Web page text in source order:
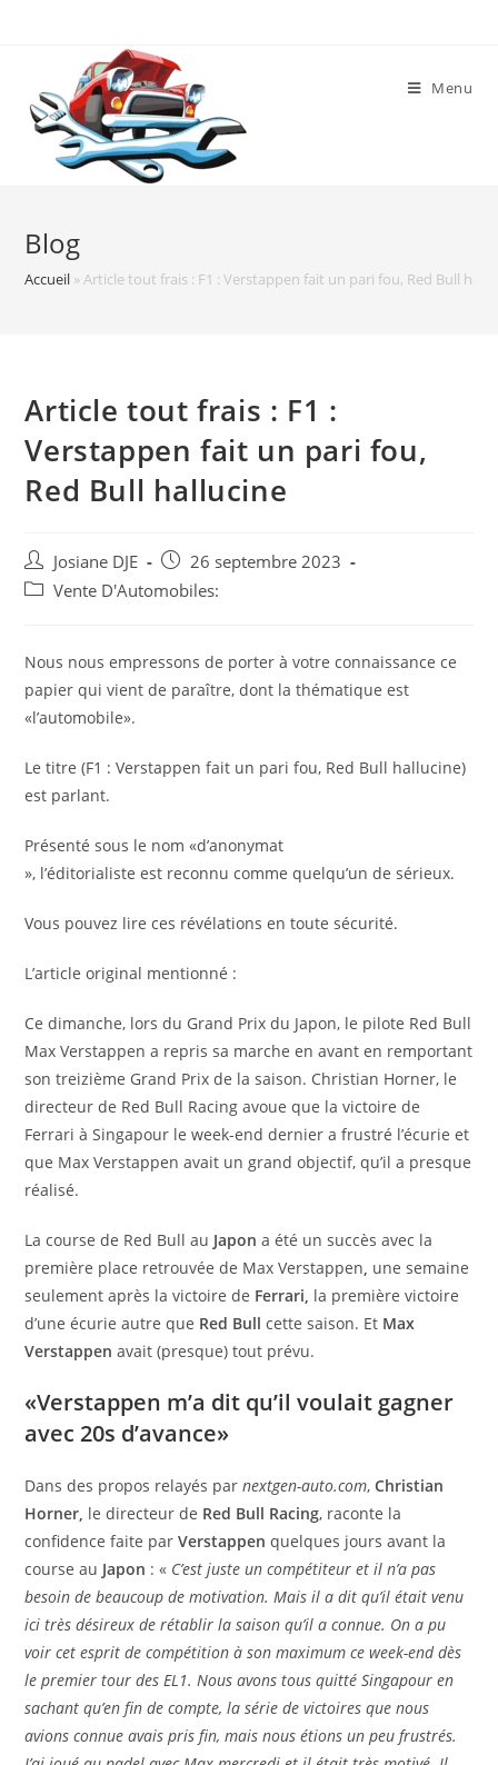
Menu
Blog
Accueil »Article tout frais : F1 : Verstappen fait un pari fou, Red Bull
Article tout frais : F1 :
Verstappen fait un pari fou,
Red Bull hallucine
Auteur/autrice
de
Josiane DJE
Post
published:
26 septembre 2023
PostVente D'Automobiles:
Nous nous empressons de porter à votre connaissance ce
papier qui vient de paraître, dont la thématique est
«l’automobile».
Le titre (F1 : Verstappen fait un pari fou, Red Bull hallucine)
est parlant.
Présenté sous le nom «d’anonymat
», l’éditorialiste est reconnu comme quelqu’un de sérieux.
Vous pouvez lire ces révélations en toute sécurité.
L’article original mentionné :
Ce dimanche, lors du Grand Prix du Japon, le pilote Red Bull
Max Verstappen a repris sa marche en avant en remportant
son treizième Grand Prix de la saison. Christian Horner, le
directeur de Red Bull Racing avoue que la victoire de
Ferrari à Singapour le week-end dernier a frustré l’écurie et
que Max Verstappen avait un grand objectif, qu’il a presque
réalisé.
La course de Red Bull au Japon a été un succès avec la
première place retrouvée de Max Verstappen, une semaine
seulement après la victoire de Ferrari, la première victoire
d’une écurie autre que Red Bull cette saison. Et Max
Verstappen avait (presque) tout prévu.
«Verstappen m’a dit qu’il voulait gagner
avec 20s d’avance»
Dans des propos relayés parnextgen-auto.com,Christian
Horner, le directeur de Red Bull Racing, raconte la
confidence faite parVerstappen quelques jours avant la
course au Japon : « C’est juste un compétiteur et il n’a pas
besoin de beaucoup de motivation. Mais il a dit qu’il était venu
ici très désireux de rétablir la saison qu’il a connue. On a pu
voir cet esprit de compétition à son maximum ce week-end dès
le premier tour des EL1. Nous avons tous quitté Singapour en
sachant qu’en fin de compte, la série de victoires que nous
avions connue avais pris fin, mais nous étions un peu frustrés.